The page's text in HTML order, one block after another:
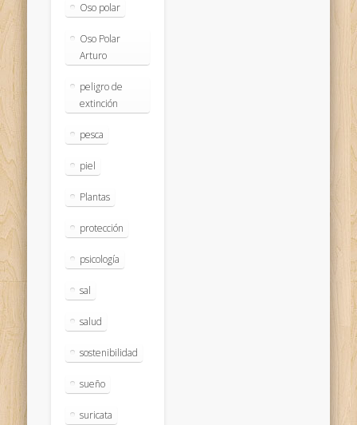
Oso polar
Oso Polar
Arturo
peligro de
extinción
pesca
piel
Plantas
protección
psicología
sal
salud
sostenibilidad
sueño
suricata